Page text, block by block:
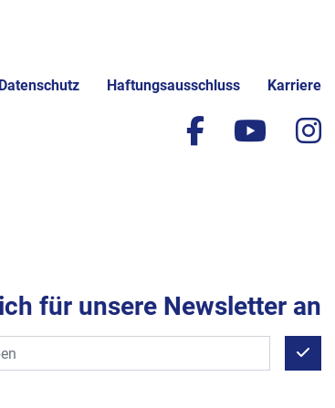
Datenschutz Haftungsausschluss Karriere
facebook
für unsere Newsletter an